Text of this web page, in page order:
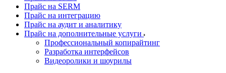
Прайс на SERM
Прайс на интеграцию
Прайс на аудит и аналитику
Прайс на дополнительные услуги
Профессиональный копирайтинг
Разработка интерфейсов
Видеоролики и шоурилы